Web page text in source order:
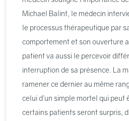
Michael Balint, le médecin
le processus thérapeutique par
comportement et son ouverture
patient va aussi le percevoir
interruption de sa présence. La
ramener ce dernier au même
celui d’un simple mortel qui
certains patients seront surpris,